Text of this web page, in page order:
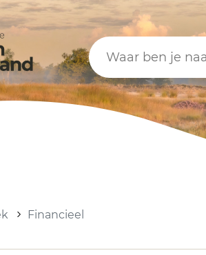
Waar ben je naar
Financieel